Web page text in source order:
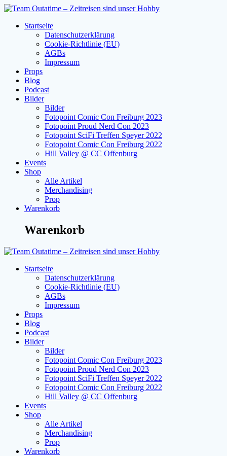
Zum
springenStartseite
Datenschutzerklärung
Cookie-Richtlinie (EU)
AGBs
Impressum
Props
Blog
Podcast
Bilder
Bilder
Fotopoint Comic Con Freiburg 2023
Fotopoint Proud Nerd Con 2023
Fotopoint SciFi Treffen Speyer 2022
Fotopoint Comic Con Freiburg 2022
Hill Valley @ CC Offenburg
Events
Shop
Alle Artikel
Merchandising
Prop
Warenkorb
Warenkorb
Startseite
Datenschutzerklärung
Cookie-Richtlinie (EU)
AGBs
Impressum
Props
Blog
Podcast
Bilder
Bilder
Fotopoint Comic Con Freiburg 2023
Fotopoint Proud Nerd Con 2023
Fotopoint SciFi Treffen Speyer 2022
Fotopoint Comic Con Freiburg 2022
Hill Valley @ CC Offenburg
Events
Shop
Alle Artikel
Merchandising
Prop
Warenkorb